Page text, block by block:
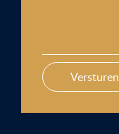
Versturen